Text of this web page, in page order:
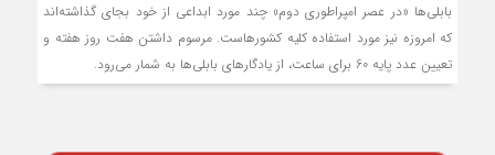
بابلی‌ها «در عصر امپراطوری دوم» چند مورد ابداعی از خود بجای گذاشته‌اند
که امروزه نیز مورد استفاده کلیه کشورهاست. مرسوم داشتن هفت روز هفته و
تعیین عدد پایه 60 برای ساعت، از یادگارهای بابلی‌ها به شمار می‌رود.